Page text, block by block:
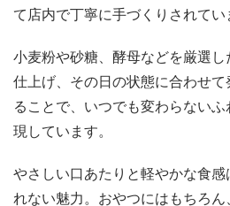
て店内で丁寧に手づくりされてい
小麦粉や砂糖、酵母などを厳選
仕上げ、その日の状態に合わせ
ることで、いつでも変わらない
現しています。
やさしい口あたりと軽やかな食
れない魅力。おやつにはもちろ